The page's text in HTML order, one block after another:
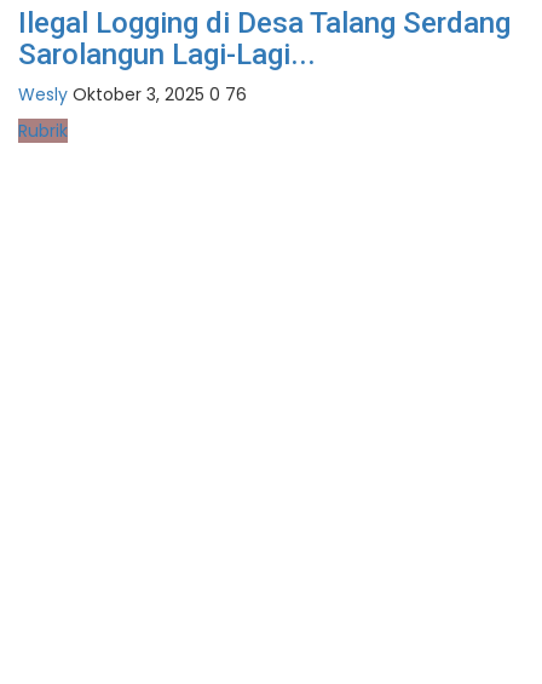
Ilegal Logging di Desa Talang Serdang
Sarolangun Lagi-Lagi...
Wesly Oktober 3, 2025 0 76
Rubrik